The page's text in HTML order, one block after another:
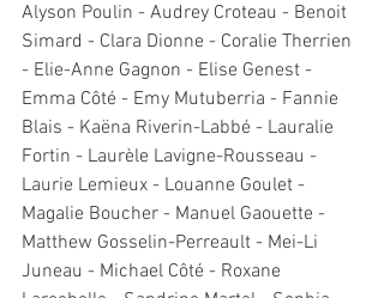
Alyson Poulin - Audrey Croteau - Benoit
Simard - Clara Dionne - Coralie Therrien
- Elie-Anne Gagnon - Elise Genest -
Emma Côté - Emy Mutuberria - Fannie
Blais - Kaëna Riverin-Labbé - Lauralie
Fortin - Laurèle Lavigne-Rousseau -
Laurie Lemieux - Louanne Goulet -
Magalie Boucher - Manuel Gaouette -
Matthew Gosselin-Perreault - Mei-Li
Juneau - Michael Côté - Roxane